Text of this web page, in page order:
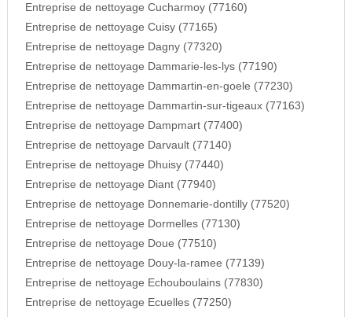
Entreprise de nettoyage Cucharmoy (77160)
Entreprise de nettoyage Cuisy (77165)
Entreprise de nettoyage Dagny (77320)
Entreprise de nettoyage Dammarie-les-lys (77190)
Entreprise de nettoyage Dammartin-en-goele (77230)
Entreprise de nettoyage Dammartin-sur-tigeaux (77163)
Entreprise de nettoyage Dampmart (77400)
Entreprise de nettoyage Darvault (77140)
Entreprise de nettoyage Dhuisy (77440)
Entreprise de nettoyage Diant (77940)
Entreprise de nettoyage Donnemarie-dontilly (77520)
Entreprise de nettoyage Dormelles (77130)
Entreprise de nettoyage Doue (77510)
Entreprise de nettoyage Douy-la-ramee (77139)
Entreprise de nettoyage Echouboulains (77830)
Entreprise de nettoyage Ecuelles (77250)